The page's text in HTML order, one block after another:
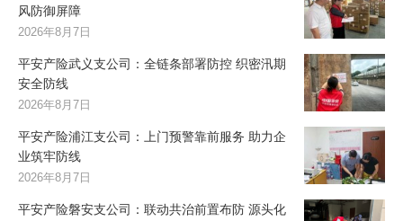
风防御屏障
2026年8月7日
平安产险武义支公司：全链条部署防控 织密汛期
安全防线
2026年8月7日
平安产险浦江支公司：上门预警靠前服务 助力企
业筑牢防线
2026年8月7日
平安产险磐安支公司：联动共治前置布防 源头化